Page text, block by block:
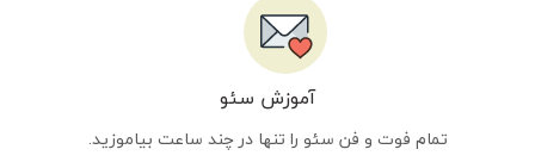
آموزش سئو
تمام فوت و فن سئو را تنها در چند ساعت بیاموزید.